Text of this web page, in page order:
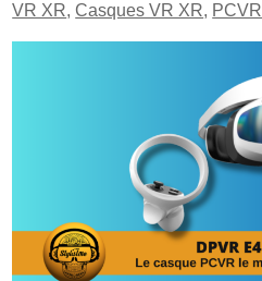
VR XR,Casques VR XR, PCVR